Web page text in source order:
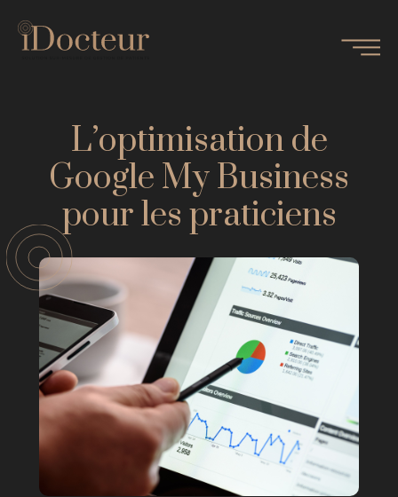
L’optimisation de
Google My Business
pour les praticiens